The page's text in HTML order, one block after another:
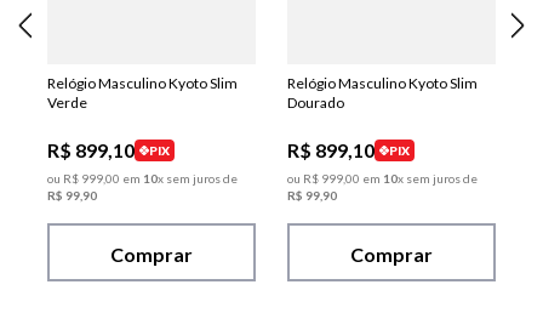
Relógio Masculino Kyoto Slim
Verde
R$ 899,10
PIX
ou R$ 99900 em 10x sem juros de
R$ 99 90
Comprar
Relógio Masculino Kyoto Slim
Dourado
R$ 899,10
PIX
ou R$ 99900 em 10x sem juros de
R$ 99 90
Comprar